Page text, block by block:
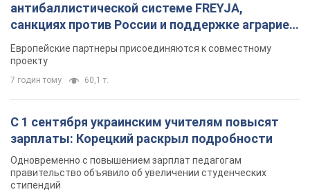
антибаллистической системе FREYJA,
санкциях против России и поддержке аграриев.
Видео
Европейские партнеры присоединяются к совместному
проекту
7 годин тому 60,1 т.
С 1 сентября украинским учителям повысят
зарплаты: Корецкий раскрыл подробности
Одновременно с повышением зарплат педагогам
правительство объявило об увеличении студенческих
стипендий